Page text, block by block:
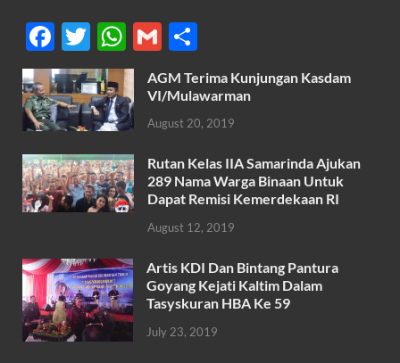
F
ac
e
b
o
o
k
T
w
itt
er
W
h
at
s
A
p
p
G
m
ail
h
ar
e
AGM Terima Kunjungan Kasdam
VI/Mulawarman
August 20, 2019
Rutan Kelas IIA Samarinda Ajukan
289 Nama Warga Binaan Untuk
Dapat Remisi Kemerdekaan RI
August 12, 2019
Artis KDI Dan Bintang Pantura
Goyang Kejati Kaltim Dalam
Tasyskuran HBA Ke 59
July 23, 2019